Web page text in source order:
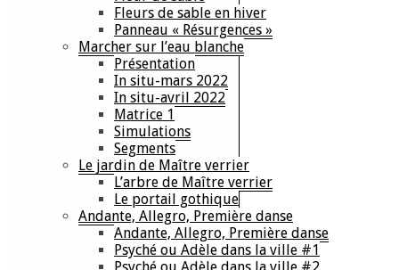
Fleurs de sable en hiver
Panneau « Résurgences »
Marcher sur l’eau blanche
Présentation
In situ-mars 2022
In situ-avril 2022
Matrice 1
Simulations
Segments
Le jardin de Maître verrier
L’arbre de Maître verrier
Le portail gothique
Andante, Allegro, Première danse
Andante, Allegro, Première danse
Psyché ou Adèle dans la ville #1